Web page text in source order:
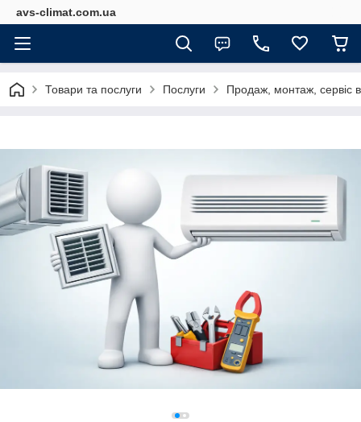
avs-climat.com.ua
Товари та послуги Послуги Продаж, монтаж, сервіс